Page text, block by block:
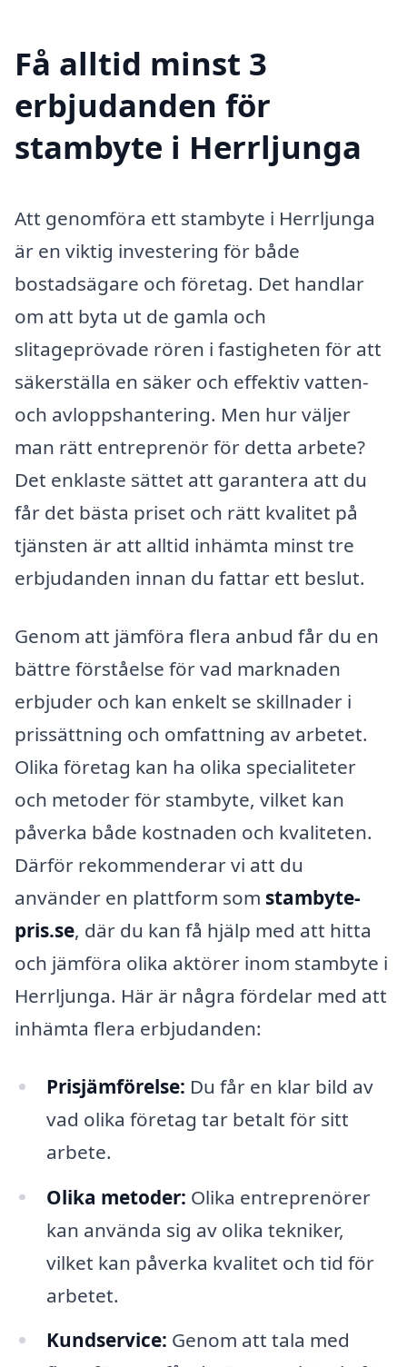
Få alltid minst 3
erbjudanden för
stambyte i Herrljunga
Att genomföra ett stambyte i Herrljunga
är en viktig investering för både
bostadsägare och företag. Det handlar
om att byta ut de gamla och
slitageprövade rören i fastigheten för att
säkerställa en säker och effektiv vatten-
och avloppshantering. Men hur väljer
man rätt entreprenör för detta arbete?
Det enklaste sättet att garantera att du
får det bästa priset och rätt kvalitet på
tjänsten är att alltid inhämta minst tre
erbjudanden innan du fattar ett beslut.
Genom att jämföra flera anbud får du en
bättre förståelse för vad marknaden
erbjuder och kan enkelt se skillnader i
prissättning och omfattning av arbetet.
Olika företag kan ha olika specialiteter
och metoder för stambyte, vilket kan
påverka både kostnaden och kvaliteten.
Därför rekommenderar vi att du
använder en plattform som stambyte-
pris.se, där du kan få hjälp med att hitta
och jämföra olika aktörer inom stambyte i
Herrljunga. Här är några fördelar med att
inhämta flera erbjudanden:
Prisjämförelse: Du får en klar bild av
vad olika företag tar betalt för sitt
arbete.
Olika metoder: Olika entreprenörer
kan använda sig av olika tekniker,
vilket kan påverka kvalitet och tid för
arbetet.
Kundservice: Genom att tala med